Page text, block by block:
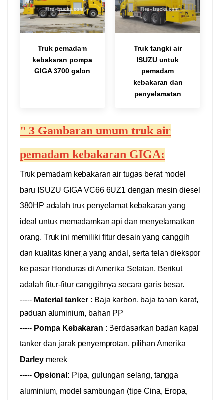
Truk pemadam
kebakaran pompa
GIGA 3700 galon
Truk tangki air
ISUZU untuk
pemadam
kebakaran dan
penyelamatan
" 3 Gambaran umum truk air
pemadam kebakaran GIGA:
Truk pemadam kebakaran air tugas berat model
baru ISUZU GIGA VC66 6UZ1 dengan mesin diesel
380HP adalah truk penyelamat kebakaran yang
ideal untuk memadamkan api dan menyelamatkan
orang. Truk ini memiliki fitur desain yang canggih
dan kualitas kinerja yang andal, serta telah diekspor
ke pasar Honduras di Amerika Selatan. Berikut
adalah fitur-fitur canggihnya secara garis besar.
----- Material tanker : Baja karbon, baja tahan karat,
paduan aluminium, bahan PP
----- Pompa Kebakaran : Berdasarkan badan kapal
tanker dan jarak penyemprotan, pilihan Amerika
Darley merek
----- Opsional: Pipa, gulungan selang, tangga
aluminium, model sambungan (tipe Cina, Eropa,